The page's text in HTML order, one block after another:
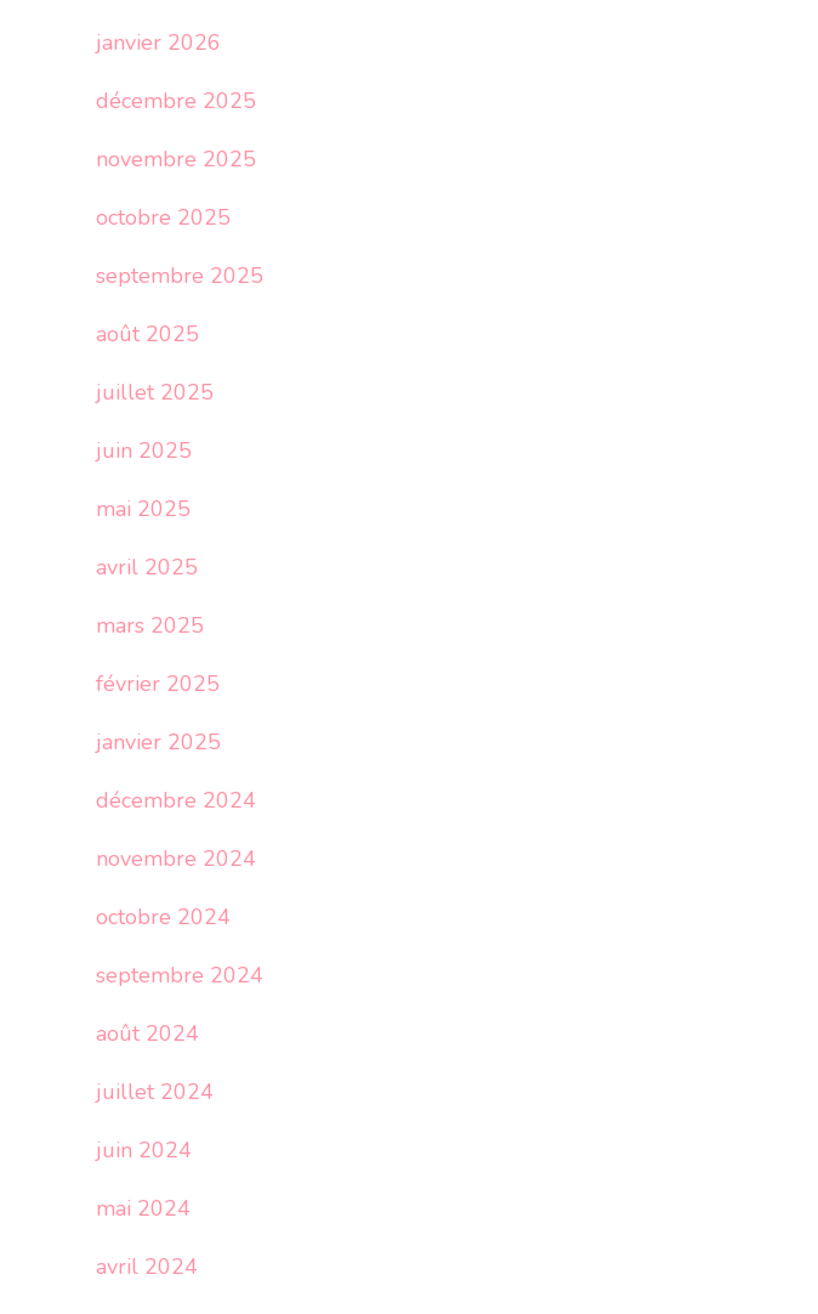
janvier 2026
décembre 2025
novembre 2025
octobre 2025
septembre 2025
août 2025
juillet 2025
juin 2025
mai 2025
avril 2025
mars 2025
février 2025
janvier 2025
décembre 2024
novembre 2024
octobre 2024
septembre 2024
août 2024
juillet 2024
juin 2024
mai 2024
avril 2024